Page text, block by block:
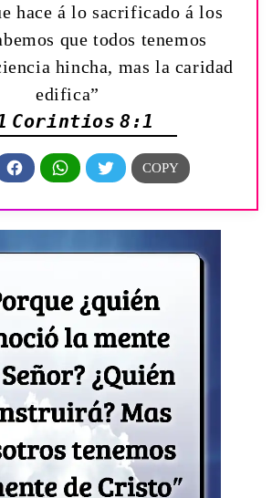
hace á lo sacrificado á los
que todos tenemos
hincha, mas la caridad
edifica”
Corintios 8:1